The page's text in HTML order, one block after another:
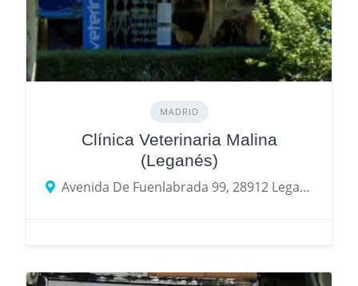
MADRID
Clínica Veterinaria Malina
(Leganés)
Avenida De Fuenlabrada 99, 28912 Leganés, provincia de Madrid, España